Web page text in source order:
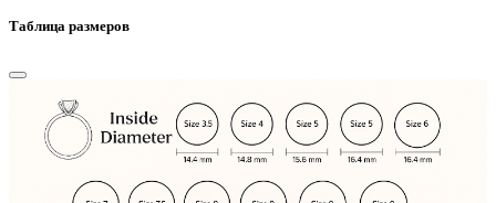
Таблица размеров